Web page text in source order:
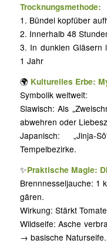
Trocknungsmethode:
1. Bündel kopfüber
2. Innerhalb 48
3. In dunklen Gläsern
1 Jahr
🌍 Kulturelles Erbe:
Symbolik weltweit:
Slawisch: Als
abwehren oder
Japanisch: „Jinja-
Tempelbezirke.
✨Praktische Magie:
Brennnesseljauche: 1
gären.
Wirkung: Stärkt
Wildseife: Asche
→ basische Naturseife.